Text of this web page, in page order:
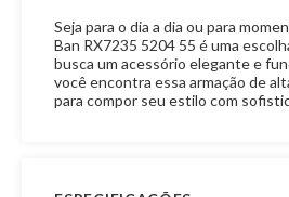
Seja para o dia a dia ou para
Ban RX7235 5204 55 é uma
busca um acessório elegante e
você encontra essa armação de
para compor seu estilo com